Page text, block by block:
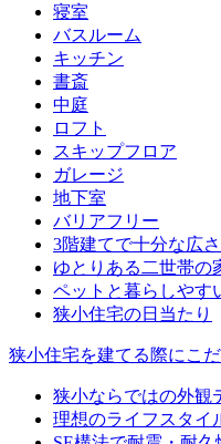
寝室
バスルーム
キッチン
書斎
中庭
ロフト
スキップフロア
ガレージ
地下室
バリアフリー
3階建てで十分な広
ゆとりある二世帯の
ペットと暮らしやす
狭小住宅の日当たり
狭小住宅を建てる際にこ
狭小ならではの外観
理想のライフスタイ